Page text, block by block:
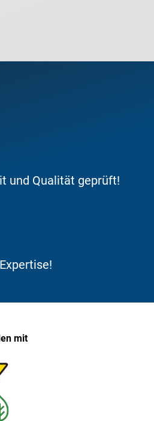
und Qualität geprüft!
mit